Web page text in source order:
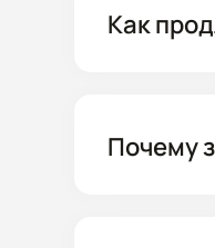
Как
Почему